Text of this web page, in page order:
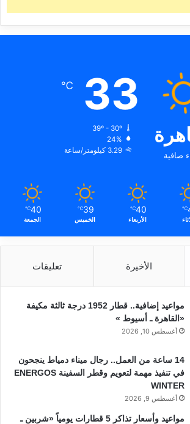
صافية
33
℃
39º - 30º
24%
3.29 كيلومتر/ساعة
℃
40
℃
الأربعاء
39
℃
الخميس
40
℃
الجمعة
الأخيرة تعليقات
مواعيد إضافية.. قطار 1952 درجة ثالثة مكيفة
«القاهرة ـ أسيوط »
أغسطس 10, 2026
14 ساعة من العمل.. رجال ميناء دمياط ينجحون
في تنفيذ مهمة لتعويم وقطر السفينة ENERGOS
WINTER
أغسطس 9, 2026
مواعيد وأسعار تذاكر 5 قطارات يومياً «شربين ـ